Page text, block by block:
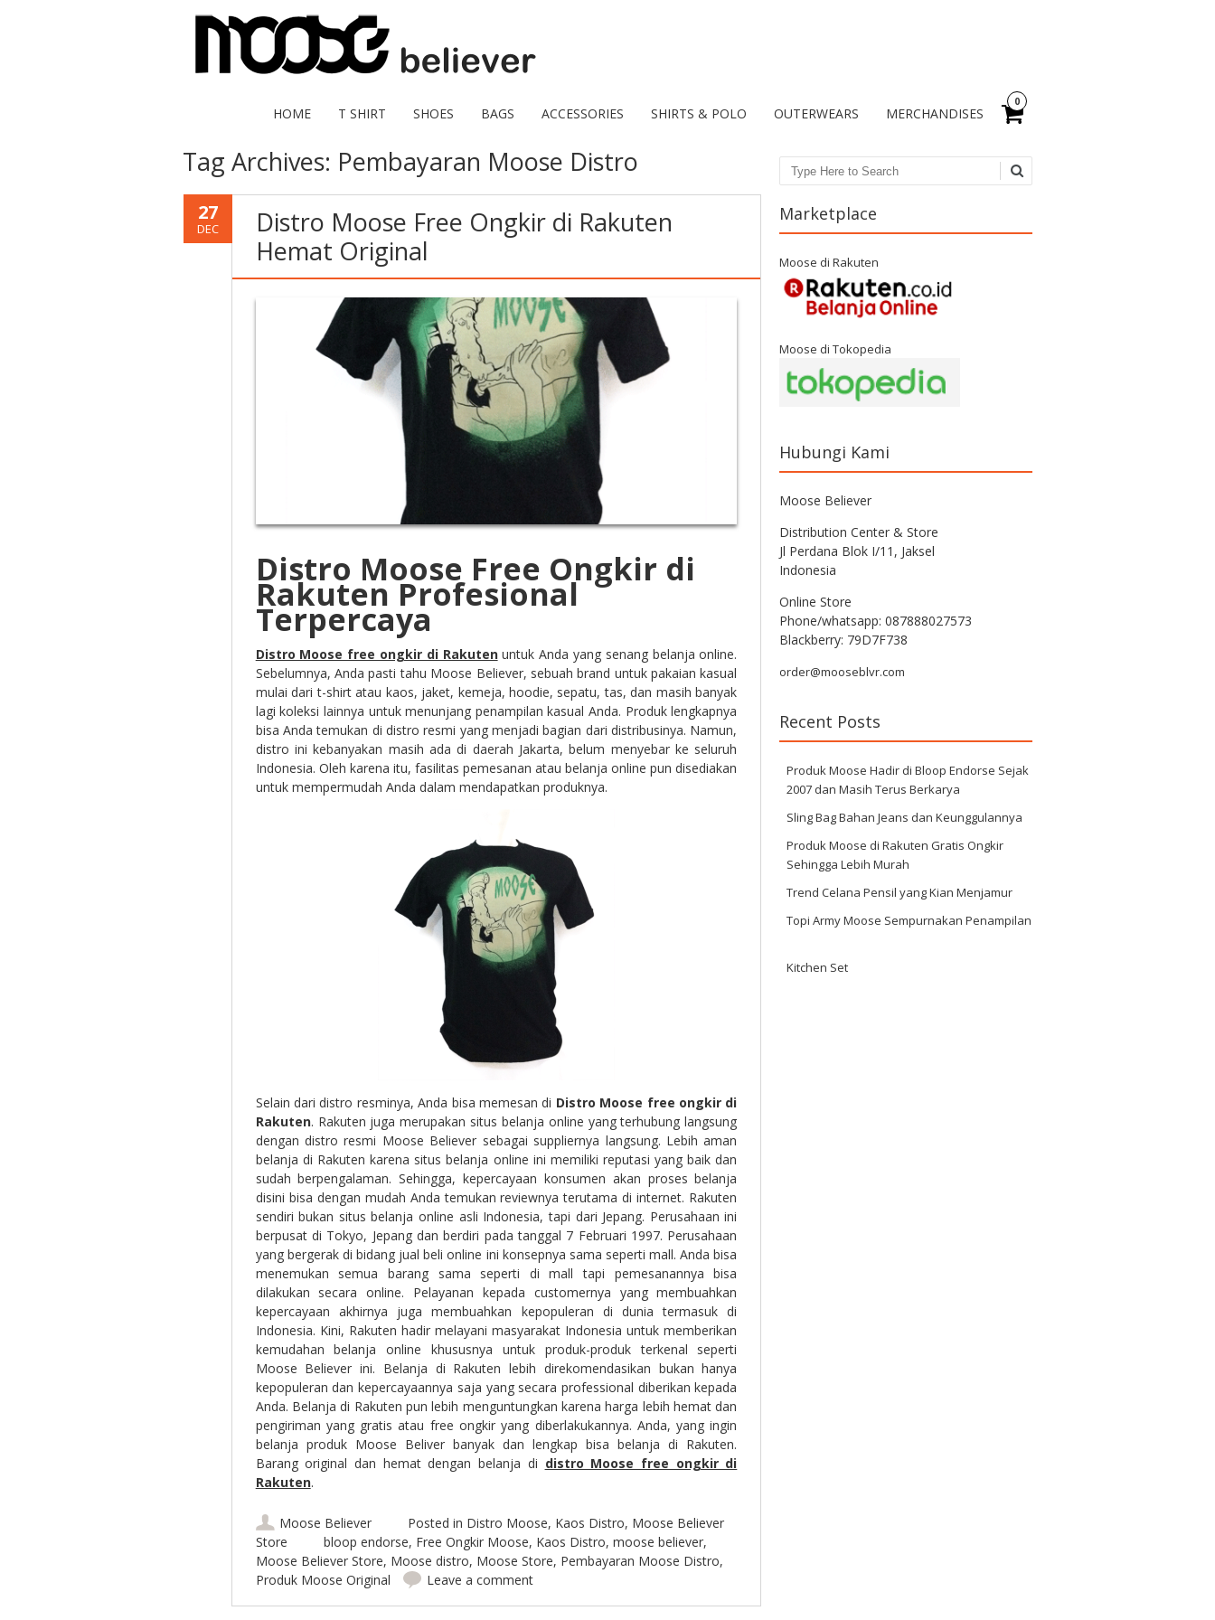
0
HOME T SHIRT SHOES BAGS ACCESSORIES SHIRTS & POLO OUTERWEARS MERCHANDISES
Tag Archives: Pembayaran Moose Distro
27
DEC
Distro Moose Free Ongkir di Rakuten
Hemat Original
Distro Moose Free Ongkir di
Rakuten Profesional
Terpercaya
Distro Moose free ongkir di Rakutenuntuk Anda yang senang belanja online.
Sebelumnya, Anda pasti tahu Moose Believer, sebuah brand untuk pakaian kasual
mulai dari t-shirt atau kaos, jaket, kemeja, hoodie, sepatu, tas, dan masih banyak
lagi koleksi lainnya untuk menunjang penampilan kasual Anda. Produk lengkapnya
bisa Anda temukan di distro resmi yang menjadi bagian dari distribusinya. Namun,
distro ini kebanyakan masih ada di daerah Jakarta, belum menyebar ke seluruh
Indonesia. Oleh karena itu, fasilitas pemesanan atau belanja online pun disediakan
untuk mempermudah Anda dalam mendapatkan produknya.
Selain dari distro resminya, Anda bisa memesan di Distro Moose free ongkir di
Rakuten. Rakuten juga merupakan situs belanja online yang terhubung langsung
dengan distro resmi Moose Believer sebagai suppliernya langsung. Lebih aman
belanja di Rakuten karena situs belanja online ini memiliki reputasi yang baik dan
sudah berpengalaman. Sehingga, kepercayaan konsumen akan proses belanja
disini bisa dengan mudah Anda temukan reviewnya terutama di internet. Rakuten
sendiri bukan situs belanja online asli Indonesia, tapi dari Jepang. Perusahaan ini
berpusat di Tokyo, Jepang dan berdiri pada tanggal 7 Februari 1997. Perusahaan
yang bergerak di bidang jual beli online ini konsepnya sama seperti mall. Anda bisa
menemukan semua barang sama seperti di mall tapi pemesanannya bisa
dilakukan secara online. Pelayanan kepada customernya yang membuahkan
kepercayaan akhirnya juga membuahkan kepopuleran di dunia termasuk di
Indonesia. Kini, Rakuten hadir melayani masyarakat Indonesia untuk memberikan
kemudahan belanja online khususnya untuk produk-produk terkenal seperti
Moose Believer ini. Belanja di Rakuten lebih direkomendasikan bukan hanya
kepopuleran dan kepercayaannya saja yang secara professional diberikan kepada
Anda. Belanja di Rakuten pun lebih menguntungkan karena harga lebih hemat dan
pengiriman yang gratis atau free ongkir yang diberlakukannya. Anda, yang ingin
belanja produk Moose Beliver banyak dan lengkap bisa belanja di Rakuten.
Barang original dan hemat dengan belanja di distro Moose free ongkir di
Rakuten.
Moose Believer Posted in Distro Moose, Kaos Distro, Moose Believer
Store
bloop endorse, Free Ongkir Moose, Kaos Distro, moose believer,
Moose Believer Store, Moose distro, Moose Store, Pembayaran Moose Distro,
Produk Moose Original
Leave a comment
Search
Marketplace
Moose di Rakuten
Moose di Tokopedia
Hubungi Kami
Moose Believer
Distribution Center & Store
Jl Perdana Blok I/11, Jaksel
Indonesia
Online Store
Phone/whatsapp: 087888027573
Blackberry: 79D7F738
order@mooseblvr.com
Recent Posts
Produk Moose Hadir di Bloop Endorse Sejak
2007 dan Masih Terus Berkarya
Sling Bag Bahan Jeans dan Keunggulannya
Produk Moose di Rakuten Gratis Ongkir
Sehingga Lebih Murah
Trend Celana Pensil yang Kian Menjamur
Topi Army Moose Sempurnakan Penampilan
Kitchen Set